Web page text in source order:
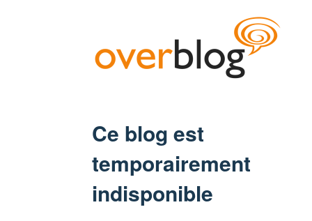
Ce blog est
temporairement
indisponible